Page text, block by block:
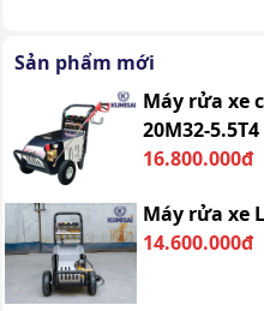
Sản phẩm mới
Máy rửa xe
20M32-5.5T4
16.800.000đ
Máy rửa xe
14.600.000đ